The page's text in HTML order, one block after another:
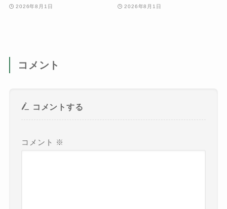
2026年8月1日 2026年8月1日
コメント
コメントする
コメント ※